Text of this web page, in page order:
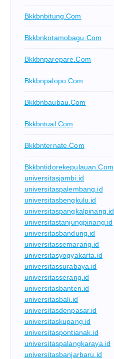
Bkkbnbitung.com
Bkkbnkotamobagu.com
Bkkbnparepare.com
Bkkbnpalopo.com
Bkkbnbaubau.com
Bkkbntual.com
Bkkbnternate.com
Bkkbntidorekepulauan.com
universitasjambi.id
universitaspalembang.id
universitasbengkulu.id
universitaspangkalpinang.id
universitastanjungpinang.id
universitasbandung.id
universitassemarang.id
universitasyogyakarta.id
universitassurabaya.id
universitasserang.id
universitasbanten.id
universitasbali.id
universitasdenpasar.id
universitaskupang.id
universitaspontianak.id
universitaspalangkaraya.id
universitasbanjarbaru.id